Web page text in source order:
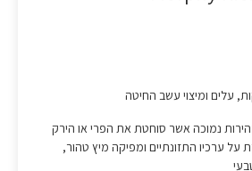
עלים ומיצוי עשב החיטה
נמוכה אשר סוחטת את הפרי או הירק
על ערכיו התזונתיים ומפיקה מיץ טהור,